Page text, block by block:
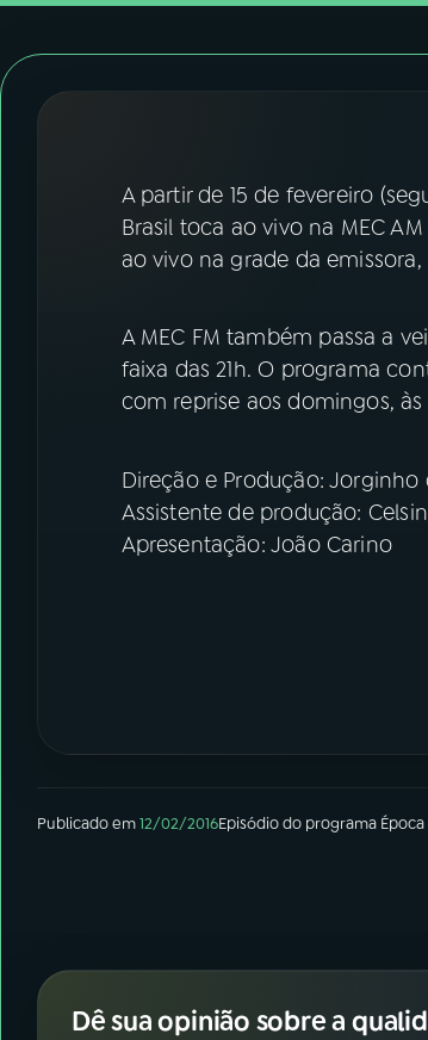
PROGRAMAS
ÚLTIMAS
ACOMPANHE A RÁDIO NACIONAL
Instagram X
A partir de 15 de fevereiro
Brasil toca ao vivo na MEC
ao vivo na grade da
A MEC FM também passa a
faixa das 21h. O programa
com reprise aos domingos, às
Direção e Produção: Jorginho
Assistente de produção:
Apresentação: João Carino
Publicado em12/02/2016Episódiodo programa
Dê sua opinião sobre a